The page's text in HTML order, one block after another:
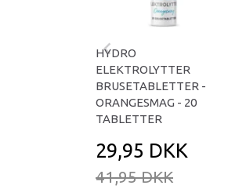
HYDRO
ELEKTROLYTTER
BRUSETABLETTER -
ORANGESMAG - 20
TABLETTER
29,95 DKK
41,95 DKK